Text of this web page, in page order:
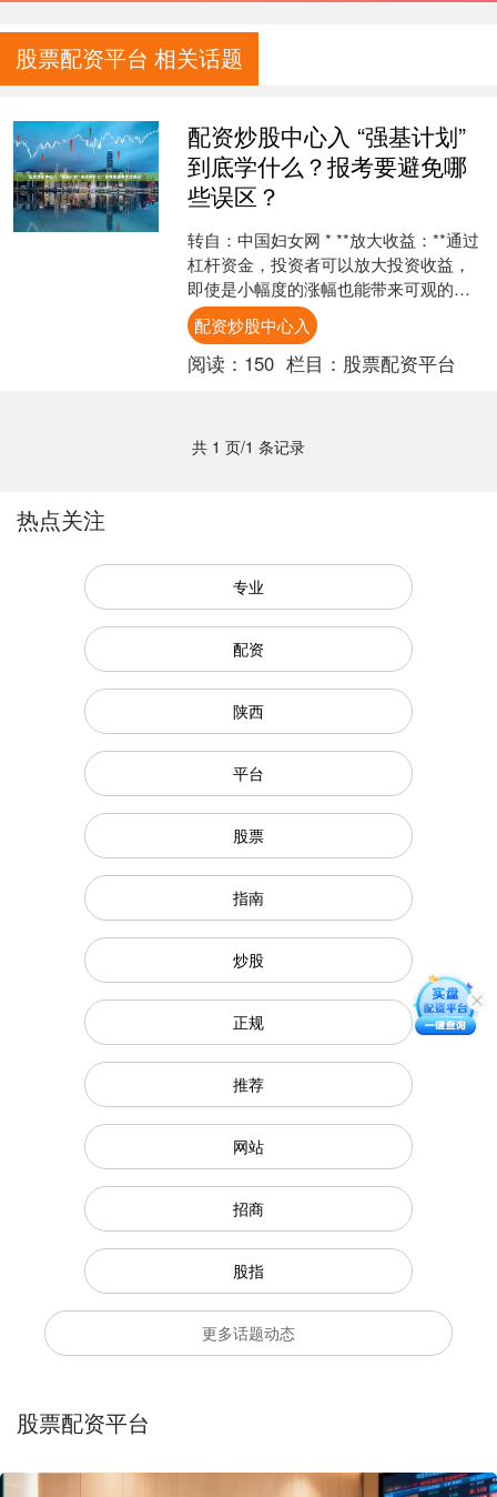
股票配资平台 相关话题
配资炒股中心入 “强基计划”
到底学什么？报考要避免哪
些误区？
转自：中国妇女网 * **放大收益：**通过
杠杆资金，投资者可以放大投资收益，
即使是小幅度的涨幅也能带来可观的回
报。 近期，各地高考成绩陆续公布，高
校招生录取工....
配资炒股中心入
阅读： 150 栏目： 股票配资平台
共 1 页/1 条记录
热点关注
专业
配资
陕西
平台
股票
指南
炒股
正规
推荐
网站
招商
股指
更多话题动态
股票配资平台